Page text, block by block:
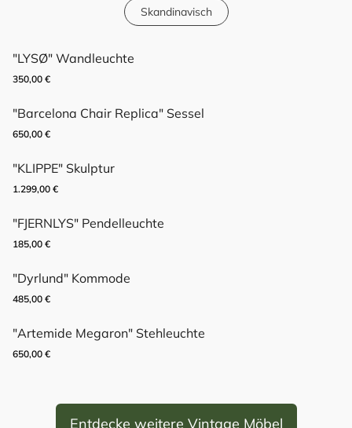
Skandinavisch
"LYSØ" Wandleuchte
350,00 €
"Barcelona Chair Replica" Sessel
650,00 €
"KLIPPE" Skulptur
1.299,00 €
"FJERNLYS" Pendelleuchte
185,00 €
"Dyrlund" Kommode
485,00 €
"Artemide Megaron" Stehleuchte
650,00 €
Entdecke weitere Vintage Möbel